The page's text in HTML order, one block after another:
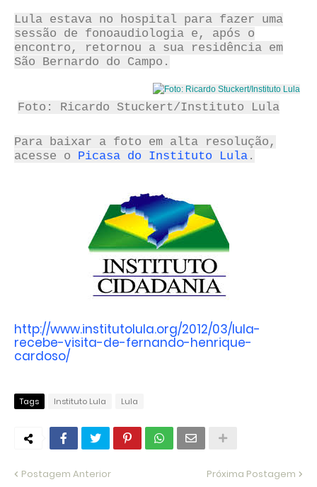
Lula estava no hospital para fazer uma
sessão de fonoaudiologia e, após o
encontro, retornou a sua residência em
São Bernardo do Campo.
Foto: Ricardo Stuckert/Instituto Lula
Para baixar a foto em alta resolução,
acesse o Picasa do Instituto Lula .
http://www.institutolula.org/2012/03/lula-
recebe-visita-de-fernando-henrique-
cardoso/
Tags Instituto Lula Lula
Postagem Anterior Próxima Postagem